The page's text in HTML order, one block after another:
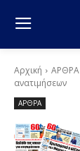
Αρχική ΑΡΘΡΑ
ανατιμήσεων
ΑΡΘΡΑ